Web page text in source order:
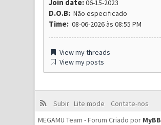
Join date:06-15-2023
D.O.B:Não especificado
Time:08-06-2026 às 08:55 PM
View my threads
View my posts
Subir Lite mode
Contate-nos
MEGAMU Team - Forum Criado por MyBB